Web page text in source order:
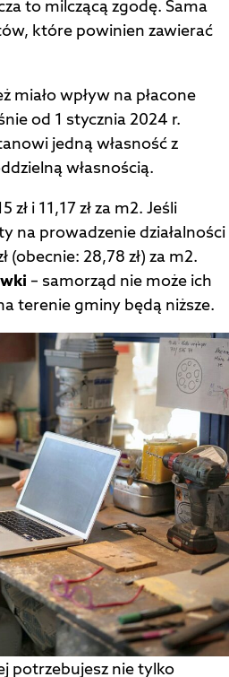
to milczącą zgodę. Sama
które powinien zawierać
miało wpływ na płacone
od 1 stycznia 2024 r.
jedną własność z
własnością.
i 11,17 zł za m2. Jeśli
na prowadzenie działalności
28,78 zł) za m2.
– samorząd nie może ich
terenie gminy będą niższe.
potrzebujesz nie tylko